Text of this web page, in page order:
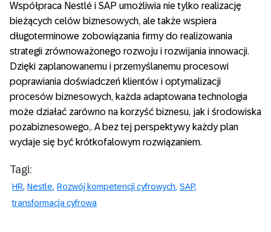
Współpraca Nestlé i SAP umożliwia nie tylko realizację
bieżących celów biznesowych, ale także wspiera
długoterminowe zobowiązania firmy do realizowania
strategii zrównoważonego rozwoju i rozwijania innowacji.
Dzięki zaplanowanemu i przemyślanemu procesowi
poprawiania doświadczeń klientów i optymalizacji
procesów biznesowych, każda adaptowana technologia
może działać zarówno na korzyść biznesu, jak i środowiska
pozabiznesowego,. A bez tej perspektywy każdy plan
wydaje się być krótkofalowym rozwiązaniem.
Tagi:
HR Nestle Rozwój kompetencji cyfrowych SAP
transformacja cyfrowa